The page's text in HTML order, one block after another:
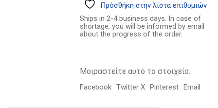
Πρόσθήκη στην λίστα επιθυμιών
Ships in 2-4 business days. In case of
shortage, you will be informed by email
about the progress of the order.
Μοιραστείτε αυτό το στοιχείο:
Facebook Twitter X Pinterest Email